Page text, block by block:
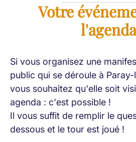
Votre
Si vous organisez une
public qui se déroule à
vous souhaitez qu'elle soit
agenda : c'est possible !
Il vous suffit de remplir le
dessous et le tour est joué !